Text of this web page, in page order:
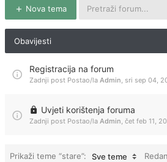
Nova tema
Obavijesti
Registracija na forum
Zadnji post Postao/la Admin, sri sep 04,
Uvjeti korištenja foruma
Zadnji post Postao/la Admin, čet feb 11,
Prikaži teme “stare”: Sve teme